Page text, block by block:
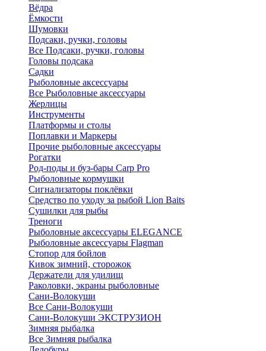
Вёдра
Ёмкости
Шумовки
Подсаки, ручки, головы
Все Подсаки, ручки, головы
Головы подсака
Садки
Рыболовные аксессуары
Все Рыболовные аксессуары
Жерлицы
Инструменты
Платформы и столы
Поплавки и Маркеры
Прочие рыболовные аксессуары
Рогатки
Род-поды и буз-бары Carp Pro
Рыболовные кормушки
Сигнализаторы поклёвки
Средство по уходу за рыбой Lion Baits
Сушилки для рыбы
Треноги
Рыболовные аксессуары ELEGANCE
Рыболовные аксессуары Flagman
Стопор для бойлов
Кивок зимний, сторожок
Держатели для удилищ
Раколовки, экраны рыболовные
Сани-Волокуши
Все Сани-Волокуши
Сани-Волокуши ЭКСТРУЗИОН
Зимняя рыбалка
Все Зимняя рыбалка